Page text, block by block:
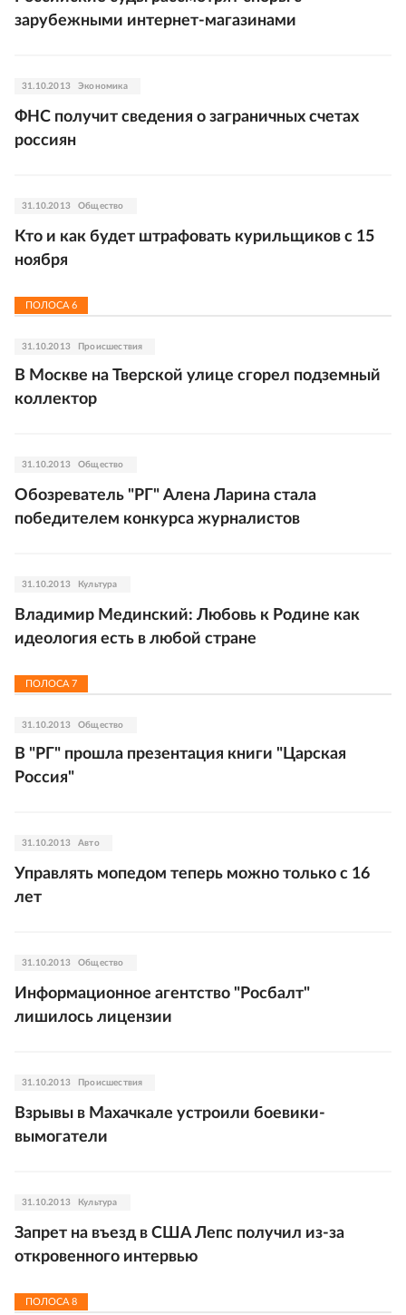
зарубежными интернет-магазинами
31.10.2013 Экономика
ФНС получит сведения о заграничных счетах
россиян
31.10.2013 Общество
Кто и как будет штрафовать курильщиков с 15
ноября
ПОЛОСА 6
31.10.2013 Происшествия
В Москве на Тверской улице сгорел подземный
коллектор
31.10.2013 Общество
Обозреватель "РГ" Алена Ларина стала
победителем конкурса журналистов
31.10.2013 Культура
Владимир Мединский: Любовь к Родине как
идеология есть в любой стране
ПОЛОСА 7
31.10.2013 Общество
В "РГ" прошла презентация книги "Царская
Россия"
31.10.2013 Авто
Управлять мопедом теперь можно только с 16
лет
31.10.2013 Общество
Информационное агентство "Росбалт"
лишилось лицензии
31.10.2013 Происшествия
Взрывы в Махачкале устроили боевики-
вымогатели
31.10.2013 Культура
Запрет на въезд в США Лепс получил из-за
откровенного интервью
ПОЛОСА 8